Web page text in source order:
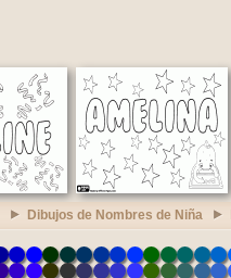
Dibujos de Nombres de Niña